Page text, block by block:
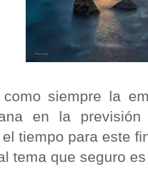
siempre la
en la
tiempo para este
tema que seguro